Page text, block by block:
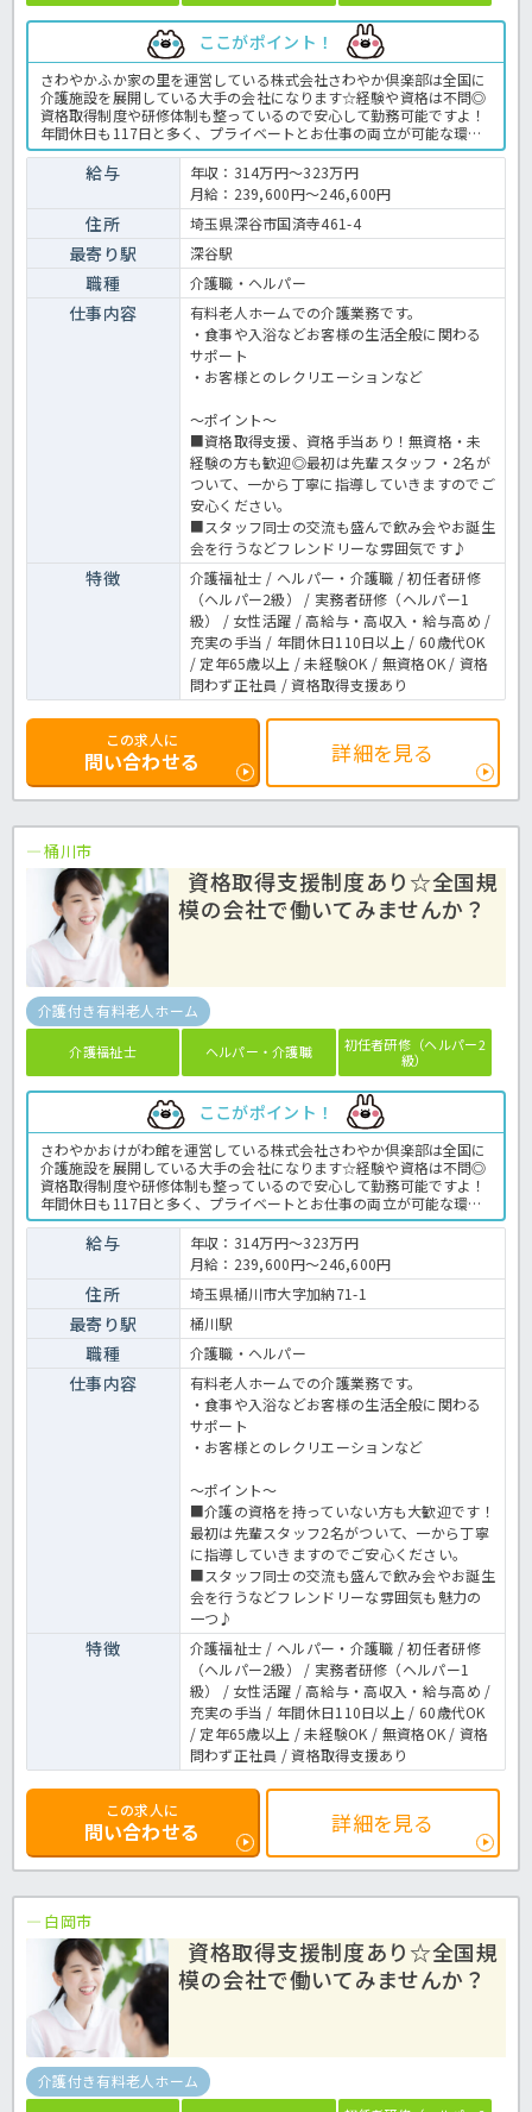
ここがポイント！
さわやかふか家の里を運営している株式会社さわやか倶楽部は全国に
介護施設を展開している大手の会社になります☆経験や資格は不問◎
資格取得制度や研修体制も整っているので安心して勤務可能ですよ！
年間休日も117日と多く、プライベートとお仕事の両立が可能な環境
になります☆定年が65歳で長く勤務することも可能で、65歳以降も条
件面は変わらずに働けるので安心の職場です〇求人が気になる方は是
非ほっ介護までお問い合わせください！有料老人ホームでの介護業務
全般です。＜介護職 正職員 有料老人ホームの求人＞
給与
年収：314万円～323万円
月給：239,600円～246,600円
住所 埼玉県深谷市国済寺461-4
最寄り駅 深谷駅
職種 介護職・ヘルパー
仕事内容
有料老人ホームでの介護業務です。
・食事や入浴などお客様の生活全般に関わる
サポート
・お客様とのレクリエーションなど
～ポイント～
■資格取得支援、資格手当あり！無資格・未
経験の方も歓迎◎最初は先輩スタッフ・2名が
ついて、一から丁寧に指導していきますのでご
安心ください。
■スタッフ同士の交流も盛んで飲み会やお誕生
会を行うなどフレンドリーな雰囲気です♪
特徴
介護福祉士 / ヘルパー・介護職 / 初任者研修
（ヘルパー2級） / 実務者研修（ヘルパー1
級） / 女性活躍 / 高給与・高収入・給与高め /
充実の手当 / 年間休日110日以上 / 60歳代OK
/ 定年65歳以上 / 未経験OK / 無資格OK / 資格
問わず正社員 / 資格取得支援あり
この求人に
問い合わせる 詳細を見る
桶川市
資格取得支援制度あり☆全国規
模の会社で働いてみませんか？
介護付き有料老人ホーム
介護福祉士 ヘルパー・介護職
初任者研修（ヘルパー2
級）
ここがポイント！
さわやかおけがわ館を運営している株式会社さわやか倶楽部は全国に
介護施設を展開している大手の会社になります☆経験や資格は不問◎
資格取得制度や研修体制も整っているので安心して勤務可能ですよ！
年間休日も117日と多く、プライベートとお仕事の両立が可能な環境
になります☆定年が65歳で長く勤務することも可能で、65歳以降も条
件面は変わらずに働けるので安心の職場です〇求人が気になる方は是
非ほっ介護までお問い合わせください！有料老人ホームでの介護業務
全般です。＜介護職 正職員 有料老人ホームの求人＞
給与
年収：314万円～323万円
月給：239,600円～246,600円
住所 埼玉県桶川市大字加納71-1
最寄り駅 桶川駅
職種 介護職・ヘルパー
仕事内容
有料老人ホームでの介護業務です。
・食事や入浴などお客様の生活全般に関わる
サポート
・お客様とのレクリエーションなど
～ポイント～
■介護の資格を持っていない方も大歓迎です！
最初は先輩スタッフ2名がついて、一から丁寧
に指導していきますのでご安心ください。
■スタッフ同士の交流も盛んで飲み会やお誕生
会を行うなどフレンドリーな雰囲気も魅力の
一つ♪
特徴
介護福祉士 / ヘルパー・介護職 / 初任者研修
（ヘルパー2級） / 実務者研修（ヘルパー1
級） / 女性活躍 / 高給与・高収入・給与高め /
充実の手当 / 年間休日110日以上 / 60歳代OK
/ 定年65歳以上 / 未経験OK / 無資格OK / 資格
問わず正社員 / 資格取得支援あり
この求人に
問い合わせる 詳細を見る
白岡市
資格取得支援制度あり☆全国規
模の会社で働いてみませんか？
介護付き有料老人ホーム